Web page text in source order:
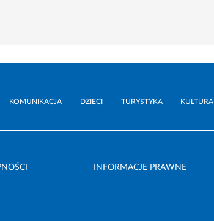
KOMUNIKACJA DZIECI TURYSTYKA KULTURA
INFORMACJE PRAWNE